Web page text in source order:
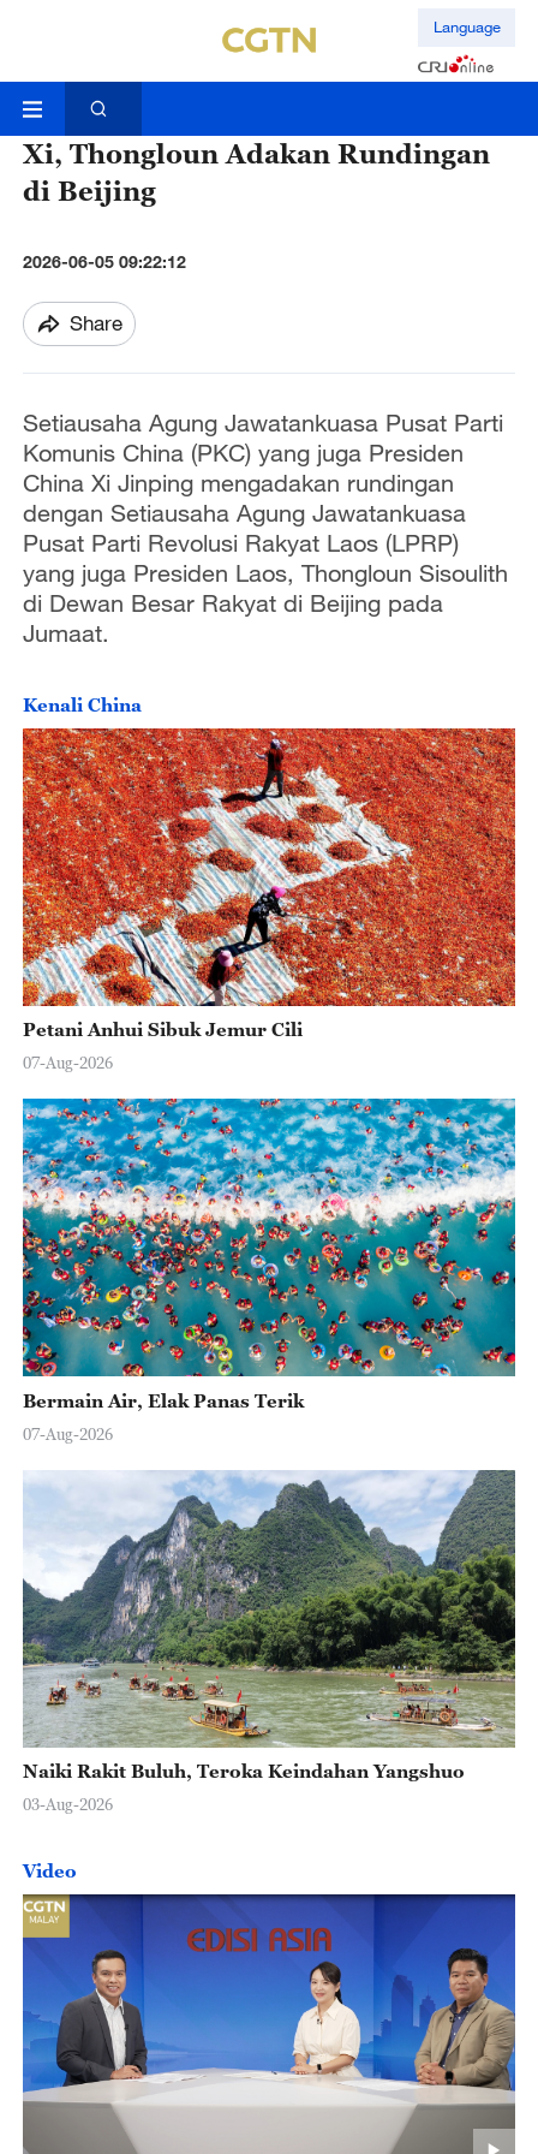
Language
Xi, Thongloun Adakan Rundingan
di Beijing
2026-06-05 09:22:12
Share
Setiausaha Agung Jawatankuasa Pusat Parti
Komunis China (PKC) yang juga Presiden
China Xi Jinping mengadakan rundingan
dengan Setiausaha Agung Jawatankuasa
Pusat Parti Revolusi Rakyat Laos (LPRP)
yang juga Presiden Laos, Thongloun Sisoulith
di Dewan Besar Rakyat di Beijing pada
Jumaat.
Kenali China
Petani Anhui Sibuk Jemur Cili
07-Aug-2026
Bermain Air, Elak Panas Terik
07-Aug-2026
Naiki Rakit Buluh, Teroka Keindahan Yangshuo
03-Aug-2026
Video